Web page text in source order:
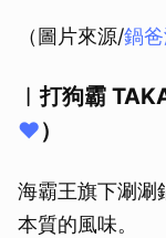
（圖片來源/鍋
︱打狗霸
❤️）
海霸王旗下涮涮
本質的風味。